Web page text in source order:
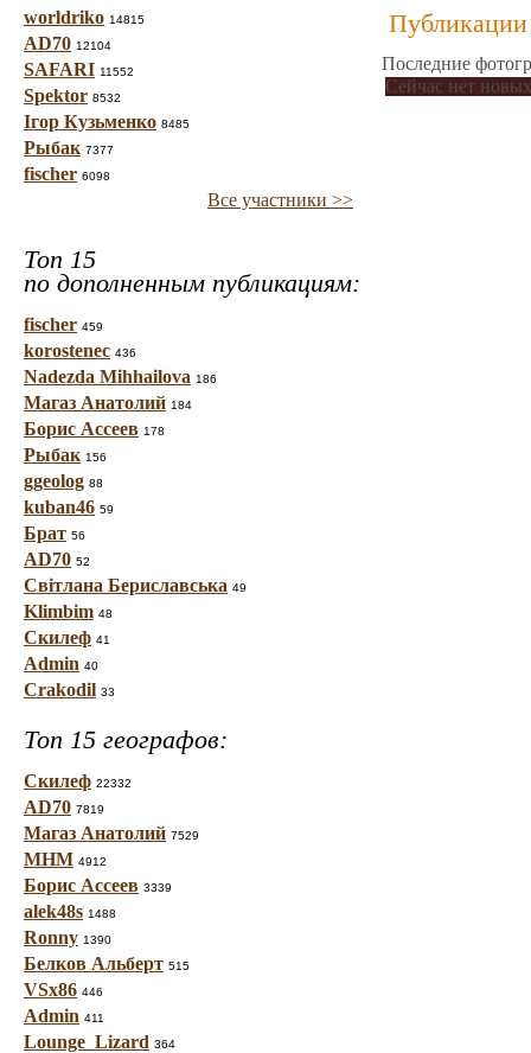
worldriko 14815
AD70 12104
SAFARI 11552
Spektor 8532
Ігор Кузьменко 8485
Рыбак 7377
fischer 6098
Все участники >>
Топ 15
по дополненным публикациям:
fischer 459
korostenec 436
Nadezda Mihhailova 186
Магаз Анатолий 184
Борис Ассеев 178
Рыбак 156
ggeolog 88
kuban46 59
Брат 56
AD70 52
Світлана Бериславська 49
Klimbim 48
Скилеф 41
Admin 40
Crakodil 33
Топ 15 географов:
Скилеф 22332
AD70 7819
Магаз Анатолий 7529
МНМ 4912
Борис Ассеев 3339
alek48s 1488
Ronny 1390
Белков Альберт 515
VSx86 446
Admin 411
Lounge_Lizard 364
Публикации
Последние
Сейчас нет